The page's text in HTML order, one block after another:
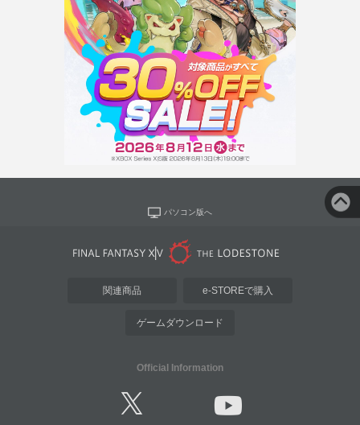
パソコン版へ
関連商品 e-STOREで購入
ゲームダウンロード
Official Information